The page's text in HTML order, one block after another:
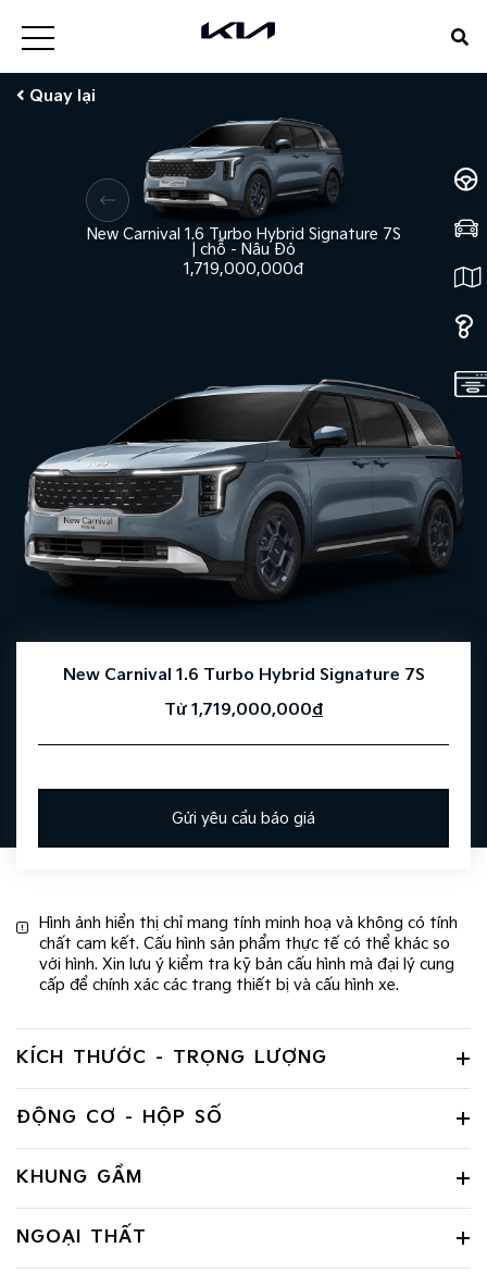
Quay lại
New Carnival 1.6 Turbo Hybrid Signature 7S
chỗ - Nâu Đỏ
1,719,000,000đ
New
New Carnival 1.6 Turbo Hybrid Signature 7S
Từ 1,719,000,000đ
Gửi yêu cầu báo giá
Hình ảnh hiển thị chỉ mang tính minh hoạ và không có tính
chất cam kết. Cấu hình sản phẩm thực tế có thể khác so
với hình. Xin lưu ý kiểm tra kỹ bản cấu hình mà đại lý cung
cấp để chính xác các trang thiết bị và cấu hình xe.
KÍCH THƯỚC - TRỌNG LƯỢNG
ĐỘNG CƠ - HỘP SỐ
KHUNG GẦM
NGOẠI THẤT